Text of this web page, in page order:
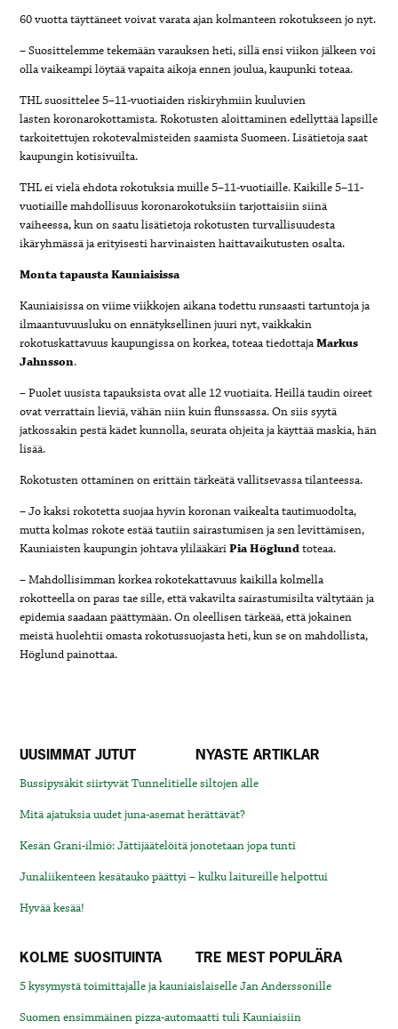
60 vuotta täyttäneet voivat varata ajan kolmanteen rokotukseen jo nyt.
– Suosittelemme tekemään varauksen heti, sillä ensi viikon jälkeen voi
olla vaikeampi löytää vapaita aikoja ennen joulua, kaupunki toteaa.
THL suosittelee 5–11-vuotiaiden riskiryhmiin kuuluvien
lasten koronarokottamista. Rokotusten aloittaminen edellyttää lapsille
tarkoitettujen rokotevalmisteiden saamista Suomeen. Lisätietoja saat
kaupungin kotisivuilta.
THL ei vielä ehdota rokotuksia muille 5–11-vuotiaille. Kaikille 5–11-
vuotiaille mahdollisuus koronarokotuksiin tarjottaisiin siinä
vaiheessa, kun on saatu lisätietoja rokotusten turvallisuudesta
ikäryhmässä ja erityisesti harvinaisten haittavaikutusten osalta.
Monta tapausta Kauniaisissa
Kauniaisissa on viime viikkojen aikana todettu runsaasti tartuntoja ja
ilmaantuvuusluku on ennätyksellinen juuri nyt, vaikkakin
rokotuskattavuus kaupungissa on korkea, toteaa tiedottajaMarkus
Jahnsson.
– Puolet uusista tapauksista ovat alle 12 vuotiaita. Heillä taudin oireet
ovat verrattain lieviä, vähän niin kuin flunssassa. On siis syytä
jatkossakin pestä kädet kunnolla, seurata ohjeita ja käyttää maskia, hän
lisää.
Rokotusten ottaminen on erittäin tärkeätä vallitsevassa tilanteessa.
– Jo kaksi rokotetta suojaa hyvin koronan vaikealta tautimuodolta,
mutta kolmas rokote estää tautiin sairastumisen ja sen levittämisen,
Kauniaisten kaupungin johtava ylilääkäriPia Höglundtoteaa.
– Mahdollisimman korkea rokotekattavuus kaikilla kolmella
rokotteella on paras tae sille, että vakavilta sairastumisilta vältytään ja
epidemia saadaan päättymään. On oleellisen tärkeää, että jokainen
meistä huolehtii omasta rokotussuojasta heti, kun se on mahdollista,
Höglund painottaa.
UUSIMMAT JUTUT NYASTE ARTIKLAR
Bussipysäkit siirtyvät Tunnelitielle siltojen alle
Mitä ajatuksia uudet juna-asemat herättävät?
Kesän Grani-ilmiö: Jättijäätelöitä jonotetaan jopa tunti
Junaliikenteen kesätauko päättyi – kulku laitureille helpottui
Hyvää kesää!
KOLME SUOSITUINTA TRE MEST POPULÄRA
5 kysymystä toimittajalle ja kauniaislaiselle Jan Anderssonille
Suomen ensimmäinen pizza-automaatti tuli Kauniaisiin